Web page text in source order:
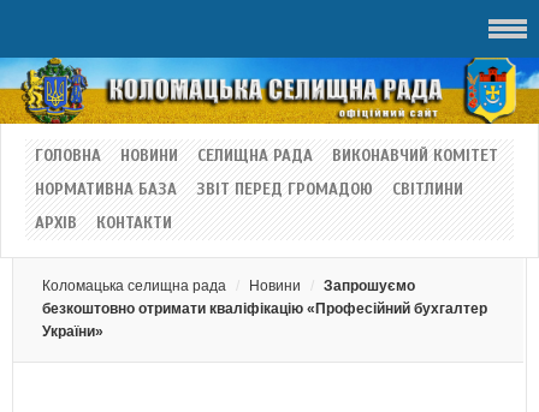
ГОЛОВНА НОВИНИ СЕЛИЩНА РАДА
ВИКОНАВЧИЙ КОМІТЕТ
НОРМАТИВНА БАЗА
ЗВІТ ПЕРЕД ГРОМАДОЮ
СВІТЛИНИ
АРХІВ
КОНТАКТИ
Коломацька селищна рада Новини
Запрошуємо
безкоштовно отримати кваліфікацію «Професійний бухгалтер
України»